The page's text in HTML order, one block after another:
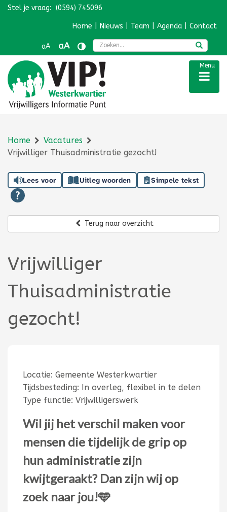
Navigatie overslaan
Stel je vraag: (0594) 745096
Home Nieuws Team Agenda Contact
aA aA
Menu
Home
Vacatures
Vrijwilliger Thuisadministratie gezocht!
Lees voor Uitleg woorden Simpele tekst
Terug naar overzicht
Vrijwilliger
Thuisadministratie
gezocht!
Locatie: Gemeente Westerkwartier
Tijdsbesteding: In overleg, flexibel in te delen
Type functie: Vrijwilligerswerk
Wil jij het verschil maken voor
mensen die tijdelijk de grip op
hun administratie zijn
kwijtgeraakt? Dan zijn wij op
zoek naar jou!🩵